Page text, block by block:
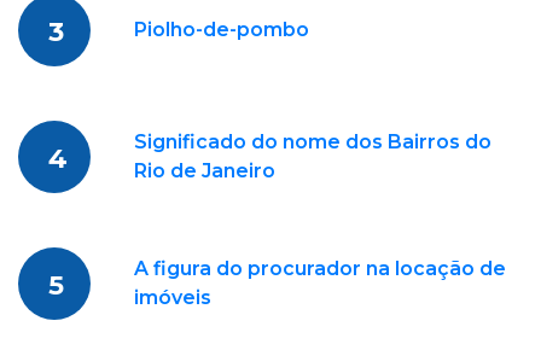
3 Piolho-de-pombo
4
Significado do nome dos Bairros do
Rio de Janeiro
5
A figura do procurador na locação de
imóveis